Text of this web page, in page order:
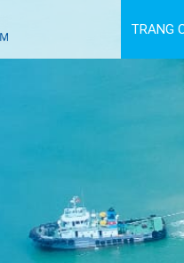
TRANG